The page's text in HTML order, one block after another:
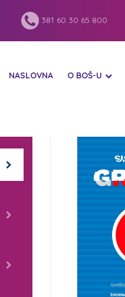
381 60 30 65 800
NASLOVNA O BOŠ-U